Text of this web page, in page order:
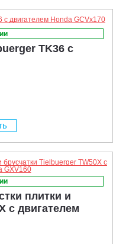
TK36 с
плитки и
с двигателем